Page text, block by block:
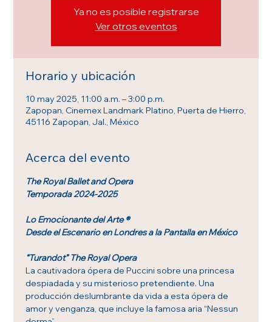
Ya no es posible registrarse
Ver otros eventos
Horario y ubicación
10 may 2025, 11:00 a.m. – 3:00 p.m.
Zapopan, Cinemex Landmark Platino, Puerta de Hierro,
45116 Zapopan, Jal., México
Acerca del evento
The Royal Ballet and Opera
Temporada 2024-2025
Lo Emocionante del Arte ®
Desde el Escenario en Londres a la Pantalla en México
“Turandot” The Royal Opera
La cautivadora ópera de Puccini sobre una princesa
despiadada y su misterioso pretendiente. Una
producción deslumbrante da vida a esta ópera de
amor y venganza, que incluye la famosa aria “Nessun